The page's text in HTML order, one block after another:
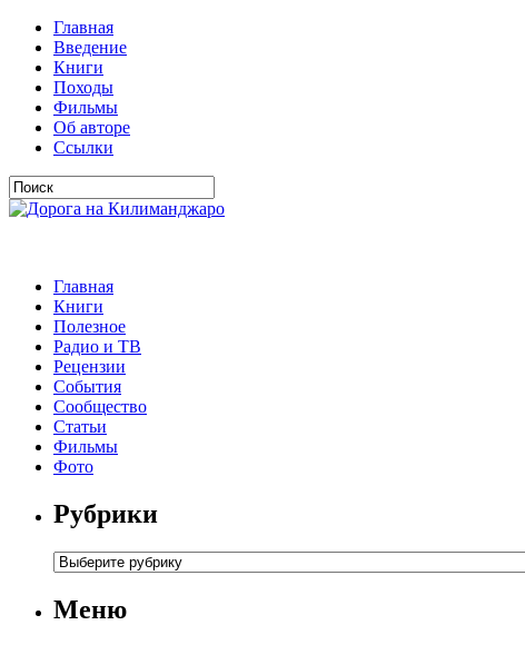
Главная
Введение
Книги
Походы
Фильмы
Об авторе
Ссылки
Главная
Книги
Полезное
Радио и ТВ
Рецензии
События
Сообщество
Статьи
Фильмы
Фото
Рубрики
Меню